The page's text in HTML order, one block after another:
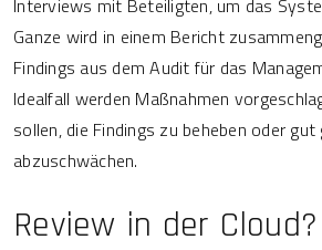
Interviews mit Beteiligten, um das
Ganze wird in einem Bericht
Findings aus dem Audit für das
Idealfall werden Maßnahmen
sollen, die Findings zu beheben oder gut
abzuschwächen.
Review in der Cloud?